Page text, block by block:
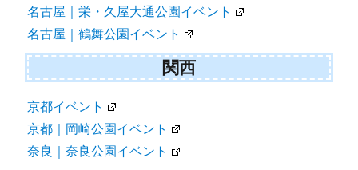
名古屋｜栄・久屋大通公園イベント
名古屋｜鶴舞公園イベント
関西
京都イベント
京都｜岡崎公園イベント
奈良｜奈良公園イベント